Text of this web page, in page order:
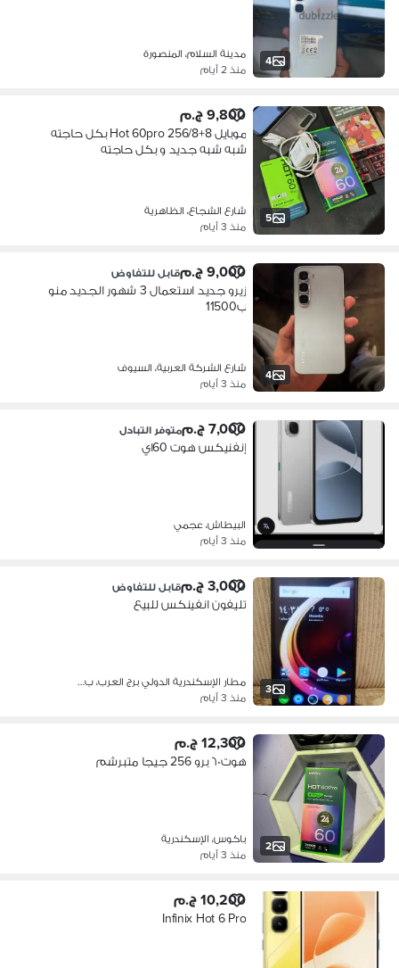
4
مدينة السلام، المنصورة
منذ 2 أيام
5
9,800 ج.م
موبايل Hot 60pro 256/8+8 بكل حاجته
شبه شبه جديد و بكل حاجته
شارع الشجاع، الظاهرية
منذ 3 أيام
4
9,000 ج.م قابل للتفاوض
زيرو جديد استعمال 3 شهور الجديد منو
ب11500
شارع الشركة العربية، السيوف
منذ 3 أيام
7,000 ج.م متوفر التبادل
إنفنيكس هوت 60اي
البيطاش، عجمي
منذ 3 أيام
3
3,000 ج.م قابل للتفاوض
تليفون انفينكس للبيع
مطار الإسكندرية الدولي برج العرب، ب…
منذ 3 أيام
2
12,300 ج.م
هوت ٦٠ برو 256 جيجا متبرشم
باكوس، الإسكندرية
منذ 3 أيام
10,200 ج.م
Infinix Hot 6 Pro